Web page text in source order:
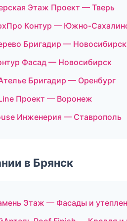
Этаж Проект — Тверь
Контур — Южно-
Бригадир — Новосибирск
Фасад — Новосибирск
Бригадир — Оренбург
Проект — Воронеж
Инженерия — Ставрополь
в Брянск
Этаж — Фасады и